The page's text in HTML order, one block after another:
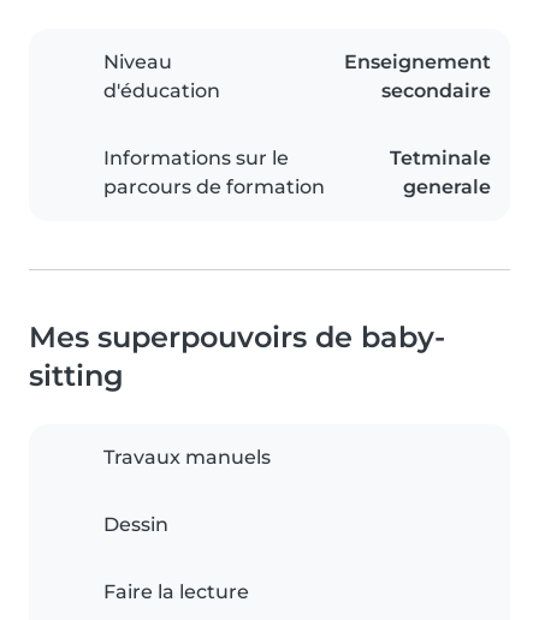
Niveau
d'éducation
Enseignement
secondaire
Informations sur le
parcours de formation
Tetminale
generale
Mes superpouvoirs de baby-
sitting
Travaux manuels
Dessin
Faire la lecture